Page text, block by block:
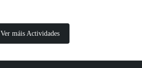
Ver máis Actividades